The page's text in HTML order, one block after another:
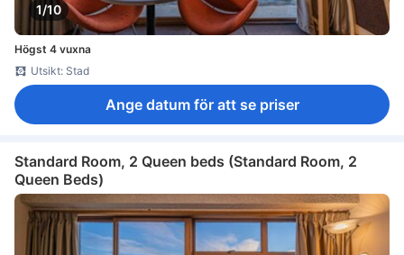
1/10
Högst 4 vuxna
Utsikt: Stad
Ange datum för att se priser
Standard Room, 2 Queen beds (Standard Room, 2
Queen Beds)